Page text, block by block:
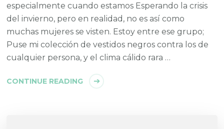
especialmente cuando estamos Esperando la crisis
del invierno, pero en realidad, no es así como
muchas mujeres se visten. Estoy entre ese grupo;
Puse mi colección de vestidos negros contra los de
cualquier persona, y el clima cálido rara …
CONTINUE READING